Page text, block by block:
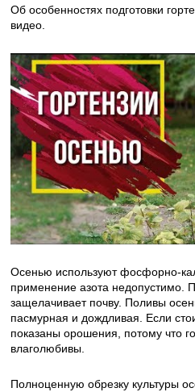
Об особенностях подготовки
видео.
Осенью используют фосфорно-
применение азота недопустимо.
защелачивает почву. Поливы
пасмурная и дождливая. Если
показаны орошения, потому что
влаголюбивы.
Полноценную обрезку культуры